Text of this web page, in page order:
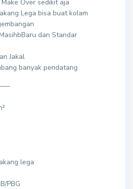
Over sedikit aja
Lega bisa buat kolam
dan Standar
Jakal
banyak pendatang
lega
PBG